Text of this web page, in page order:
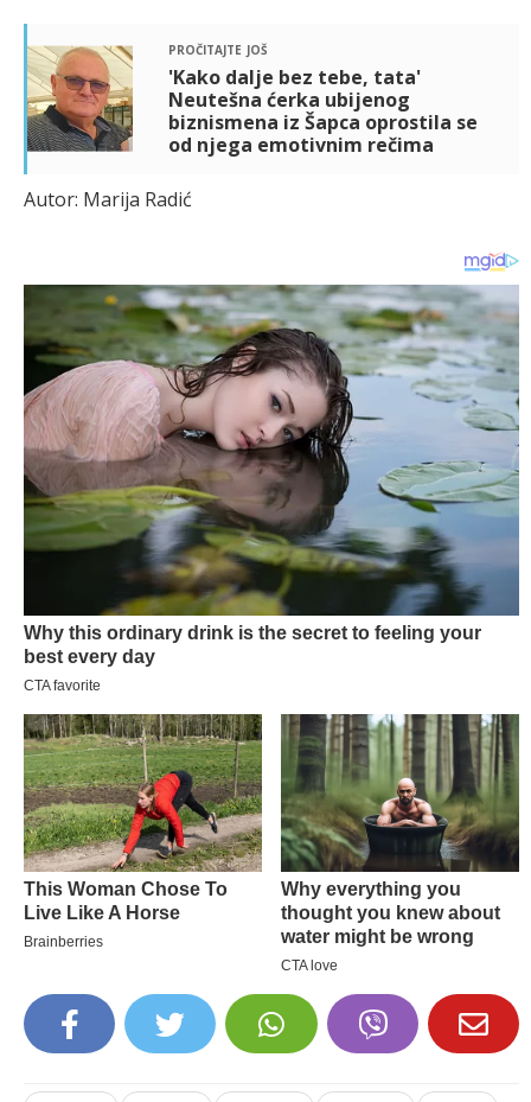
pročitajte još
'Kako dalje bez tebe, tata'
Neutešna ćerka ubijenog
biznismena iz Šapca oprostila se
od njega emotivnim rečima
Autor: Marija Radić